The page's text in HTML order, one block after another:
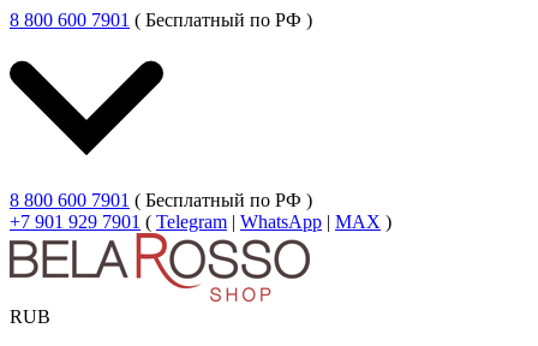
8 800 600 7901 ( Бесплатный по РФ )
8 800 600 7901 ( Бесплатный по РФ )
+7 901 929 7901 ( Telegram | WhatsApp | MAX )
RUB